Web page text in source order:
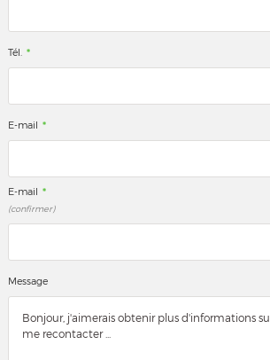
Tél. *
E-mail *
E-mail *
(confirmer)
Message